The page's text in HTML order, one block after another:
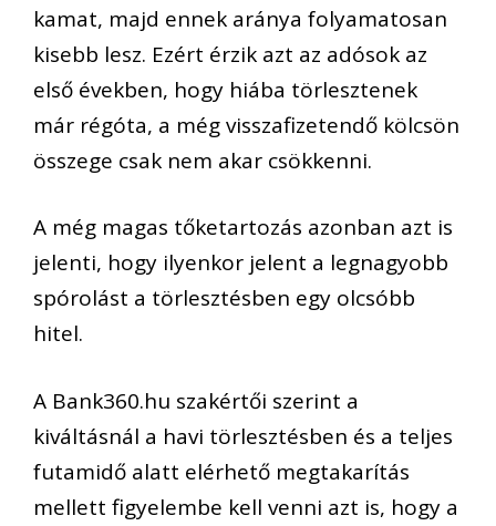
kamat, majd ennek aránya folyamatosan
kisebb lesz. Ezért érzik azt az adósok az
első években, hogy hiába törlesztenek
már régóta, a még visszafizetendő kölcsön
összege csak nem akar csökkenni.
A még magas tőketartozás azonban azt is
jelenti, hogy ilyenkor jelent a legnagyobb
spórolást a törlesztésben egy olcsóbb
hitel.
A Bank360.hu szakértői szerint a
kiváltásnál a havi törlesztésben és a teljes
futamidő alatt elérhető megtakarítás
mellett figyelembe kell venni azt is, hogy a